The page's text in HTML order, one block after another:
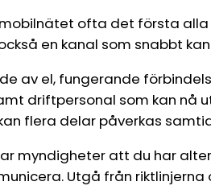
ofta det första
en kanal som snabbt
av el, fungerande
driftpersonal som kan nå
flera delar påverkas
myndigheter att du har
Utgå från riktlinjerna